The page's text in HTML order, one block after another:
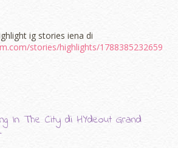
ig stories iena di
stories/highlights/1788385232659
In The City di HYdeout Grand